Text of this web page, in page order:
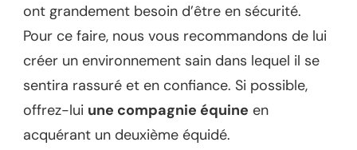
ont grandement besoin d’être en sécurité.
Pour ce faire, nous vous recommandons de lui
créer un environnement sain dans lequel il se
sentira rassuré et en confiance. Si possible,
offrez-lui une compagnie équine en
acquérant un deuxième équidé.